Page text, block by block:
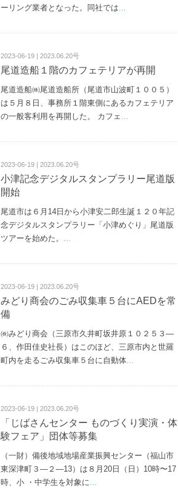
ーリング業者となった。同社では...
2023-06-19 | 2023.06.20号
尾道造船１階のカフェテリアが再開
尾道造船㈱尾道造船所（尾道市山波町１００５）
は５月８日、事務所１階東側にあるカフェテリア
の一般客利用を再開した。 カフェ ...
2023-06-19 | 2023.06.20号
小津記念デジタルスタンプラリー尾道版
開始
尾道市は６月14日から小津安二郎生誕１２０年記
念デジタルスタンプラリー「小津めぐり」尾道版
ツアーを始めた。 ...
2023-06-19 | 2023.06.20号
みどり商会のごみ収集車５台にAEDを常
備
㈱みどり商会（三原市久井町坂井原１０２５３—
６、作田佳史社長）はこのほど、三原市内と世羅
町内を走るごみ収集車５台に自動体...
2023-06-19 | 2023.06.20号
「じばさんセンター ものづくり実演・体
験フェア」団体等募集
（一財）備後地域地場産業振興センター（福山市
東深津町３—２—13）は８月20日（日）10時〜17
時、小 ・中学生を対象に...